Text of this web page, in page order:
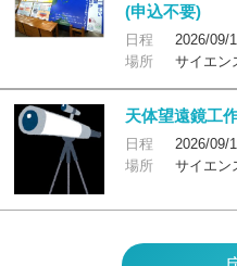
(申込不要)
日程
2026/09/
場所
サイエン
天体望遠鏡工
日程
2026/09/
場所
サイエン